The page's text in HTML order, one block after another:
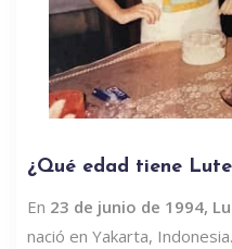
¿Qué edad tiene
En 23 de junio de 1994,
nació en Yakarta,